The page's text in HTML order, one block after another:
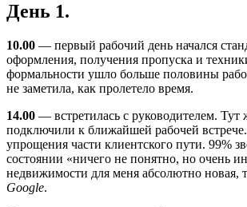
День 1.
10.00 — первый рабочий день начался
оформления, получения пропуска и
формальности ушло больше половины
не заметила, как пролетело время.
14.00 — встретилась с руководителем. Тут
подключили к ближайшей рабочей
упрощения части клиентского пути. 99%
состоянии «ничего не понятно, но очень
недвижимости для меня абсолютно новая,
Google.